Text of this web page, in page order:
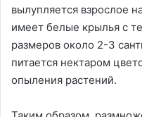
вылупляется взрослое
имеет белые крылья с
размеров около 2-3
питается нектаром
опыления растений.